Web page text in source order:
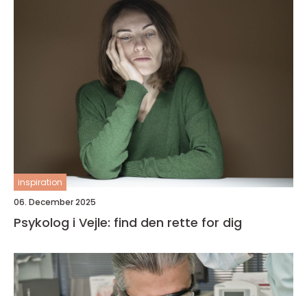
inspiration
06. December 2025
Psykolog i Vejle: find den rette for dig